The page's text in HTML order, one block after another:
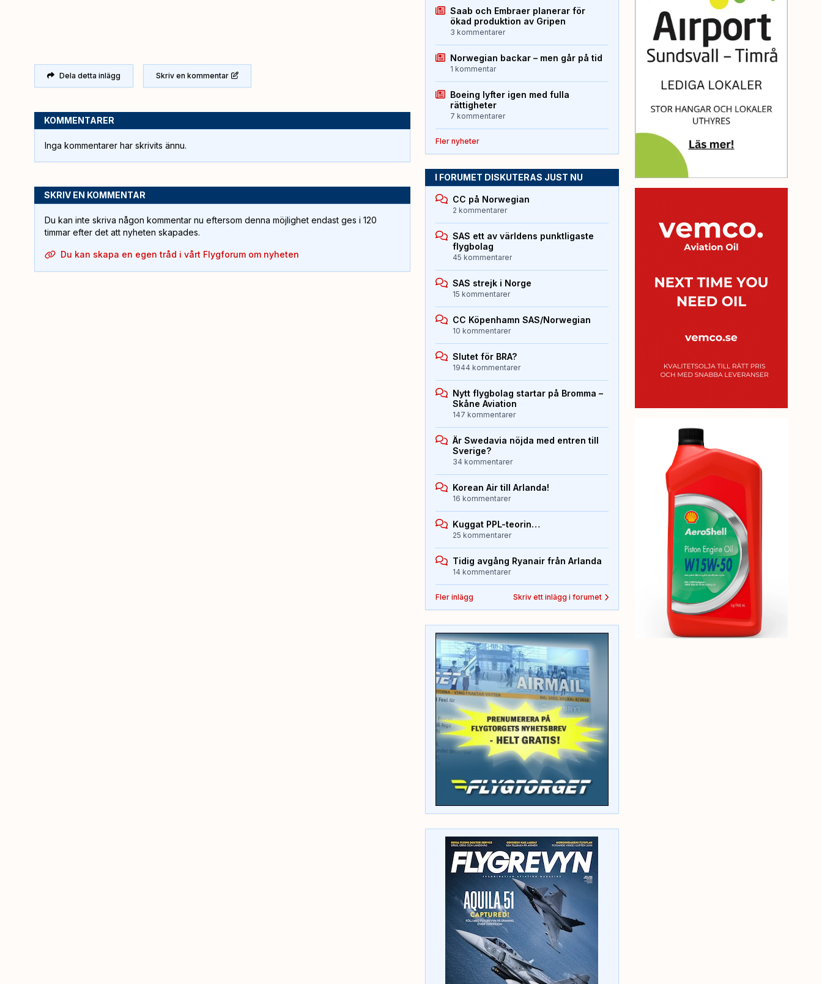
Dela detta inlägg Skriv en kommentar
KOMMENTARER
Inga kommentarer har skrivits ännu.
SKRIV EN KOMMENTAR
Du kan inte skriva någon kommentar nu eftersom denna möjlighet endast ges i 120
timmar efter det att nyheten skapades.
Du kan skapa en egen tråd i vårt Flygforum om nyheten
Saab och Embraer planerar för
ökad produktion av Gripen
3 kommentarer
Norwegian backar – men går på tid
1 kommentar
Boeing lyfter igen med fulla
rättigheter
7 kommentarer
Fler nyheter
I FORUMET DISKUTERAS JUST NU
CC på Norwegian
2 kommentarer
SAS ett av världens punktligaste
flygbolag
45 kommentarer
SAS strejk i Norge
15 kommentarer
CC Köpenhamn SAS/Norwegian
10 kommentarer
Slutet för BRA?
1944 kommentarer
Nytt flygbolag startar på Bromma –
Skåne Aviation
147 kommentarer
Är Swedavia nöjda med entren till
Sverige?
34 kommentarer
Korean Air till Arlanda!
16 kommentarer
Kuggat PPL-teorin…
25 kommentarer
Tidig avgång Ryanair från Arlanda
14 kommentarer
Fler inlägg Skriv ett inlägg i forumet